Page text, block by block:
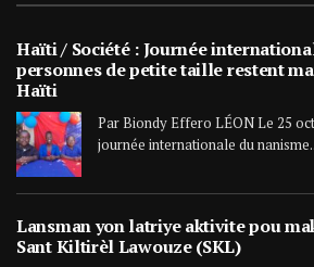
Haïti / Société : Journée
personnes de petite taille restent
Haïti
Par Biondy Effero LÉON Le 25
journée internationale du
Lansman yon latriye aktivite pou
Sant Kiltirèl Lawouze (SKL)